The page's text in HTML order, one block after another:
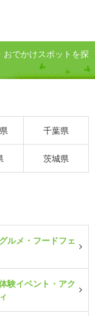
でかけスポットを探
千葉県
茨城県
グルメ・フードフェ
験イベント・アク